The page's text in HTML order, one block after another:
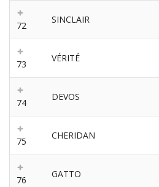
72
SINCLAIR
73
VÉRITÉ
74
DEVOS
75
CHERIDAN
76
GATTO